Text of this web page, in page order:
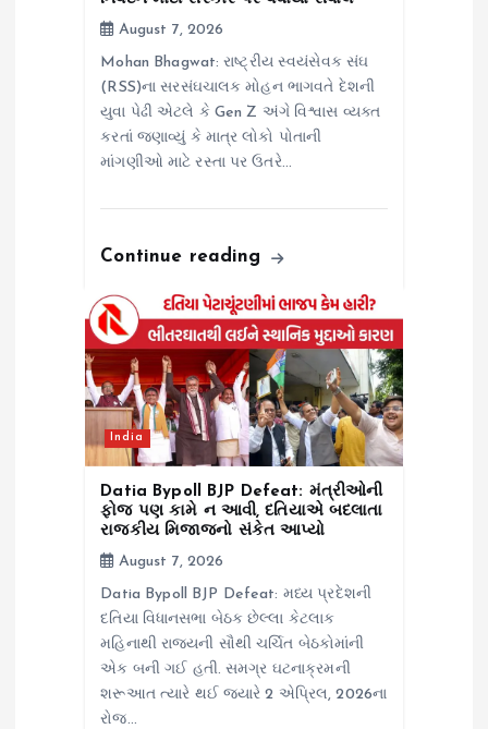
August 7, 2026
Mohan Bhagwat: રાષ્ટ્રીય સ્વયંસેવક સંઘ
(RSS)ના સરસંઘચાલક મોહન ભાગવતે દેશની
યુવા પેઢી એટલે કે Gen Z અંગે વિશ્વાસ વ્યક્ત
કરતાં જણાવ્યું કે માત્ર લોકો પોતાની
માંગણીઓ માટે રસ્તા પર ઉતરે…
Continue reading
India
Datia Bypoll BJP Defeat: મંત્રીઓની
ફોજ પણ કામે ન આવી, દતિયાએ બદલાતા
રાજકીય મિજાજનો સંકેત આપ્યો
August 7, 2026
Datia Bypoll BJP Defeat: મધ્ય પ્રદેશની
દતિયા વિધાનસભા બેઠક છેલ્લા કેટલાક
મહિનાથી રાજ્યની સૌથી ચર્ચિત બેઠકોમાંની
એક બની ગઈ હતી. સમગ્ર ઘટનાક્રમની
શરૂઆત ત્યારે થઈ જ્યારે 2 એપ્રિલ, 2026ના
રોજ…